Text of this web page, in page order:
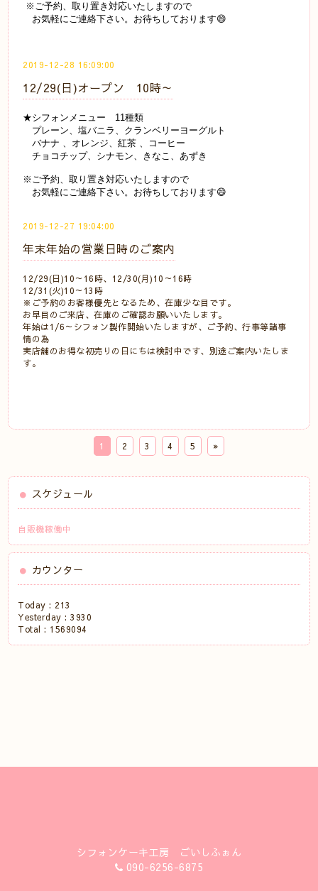
※ご予約、取り置き対応いたしますので
お気軽にご連絡下さい。お待ちしております😄
2019-12-28 16:09:00
12/29(日)オープン 10時～
★シフォンメニュー 11種類
プレーン、塩バニラ、クランベリーヨーグルト
バナナ 、オレンジ、紅茶 、コーヒー
チョコチップ、シナモン、きなこ、あずき
※ご予約、取り置き対応いたしますので
お気軽にご連絡下さい。お待ちしております😄
2019-12-27 19:04:00
年末年始の営業日時のご案内
12/29(日)10～16時、12/30(月)10～16時
12/31(火)10～13時
※ご予約のお客様優先となるため、在庫少な目です。
お早目のご来店、在庫のご確認お願いいたします。
年始は1/6～シフォン製作開始いたしますが、ご予約、行事等諸事
情の為
実店舗のお得な初売りの日にちは検討中です、別途ご案内いたしま
す。
1 2 3 4 5 »
スケジュール
自販機稼働中
カウンター
Today : 213
Yesterday :3930
Total : 1569094
シフォンケーキ工房 ごいしふぉん
090-6256-6875